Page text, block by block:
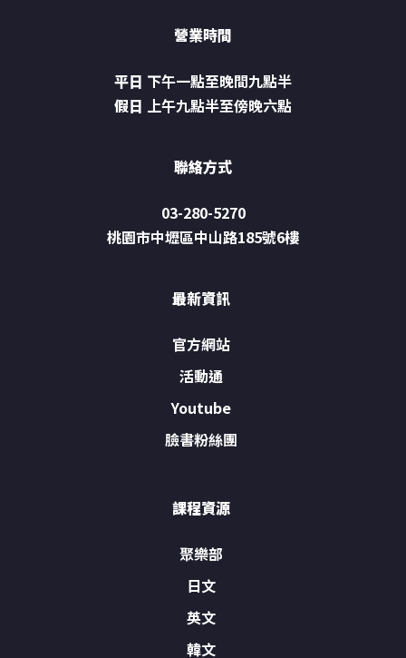
營業時間
平日 下午一點至晚間九點半
假日 上午九點半至傍晚六點
聯絡方式
03-280-5270
桃園市中壢區中山路185號6樓
最新資訊
官方網站
活動通
Youtube
臉書粉絲團
課程資源
聚樂部
日文
英文
韓文